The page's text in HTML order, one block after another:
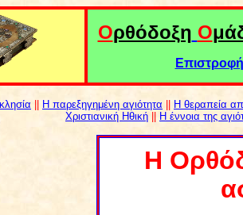
Ορθόδοξη Ο
H παρεξηγημένη αγιότητα
Η θεραπεία
Χριστιανική Ηθική
H έννοια της
Η